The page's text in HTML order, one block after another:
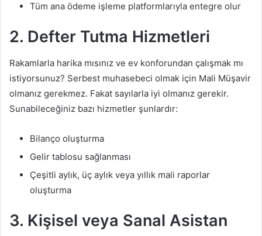
Tüm ana ödeme işleme platformlarıyla entegre olur
2. Defter Tutma Hizmetleri
Rakamlarla harika mısınız ve ev konforundan çalışmak mı
istiyorsunuz? Serbest muhasebeci olmak için Mali Müşavir
olmanız gerekmez. Fakat sayılarla iyi olmanız gerekir.
Sunabileceğiniz bazı hizmetler şunlardır:
Bilanço oluşturma
Gelir tablosu sağlanması
Çeşitli aylık, üç aylık veya yıllık mali raporlar
oluşturma
3. Kişisel veya Sanal Asistan